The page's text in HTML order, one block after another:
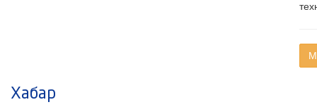
Хабар